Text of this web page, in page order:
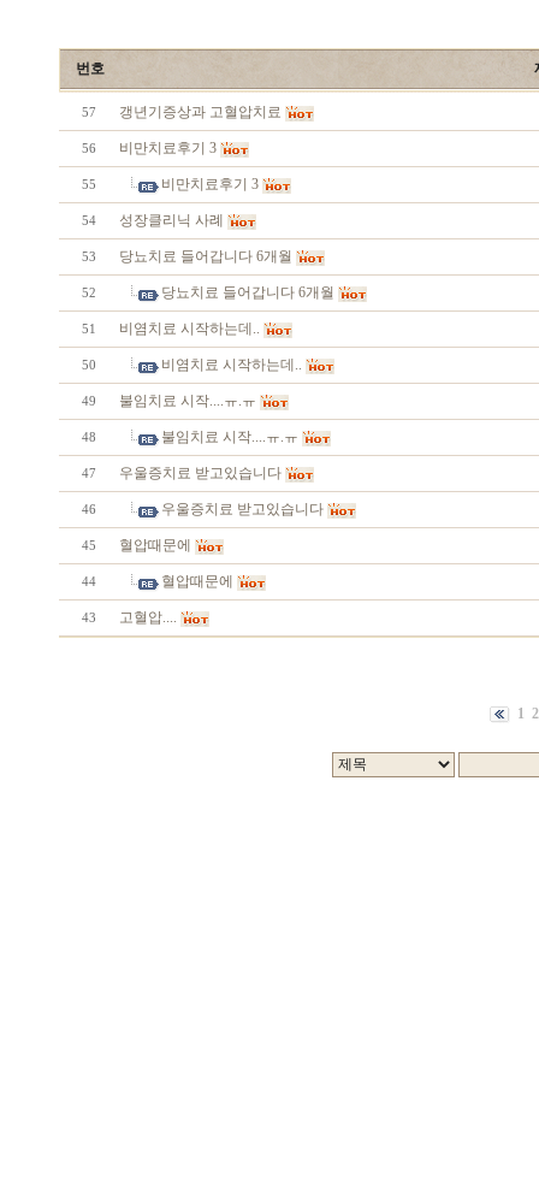
번호
57 갱년기증상과 고혈압치료
56 비만치료후기 3
55 비만치료후기 3
54 성장클리닉 사례
53 당뇨치료 들어갑니다 6개월
52 당뇨치료 들어갑니다 6개월
51 비염치료 시작하는데..
50 비염치료 시작하는데..
49 불임치료 시작....ㅠ.ㅠ
48 불임치료 시작....ㅠ.ㅠ
47 우울증치료 받고있습니다
46 우울증치료 받고있습니다
45 혈압때문에
44 혈압때문에
43 고혈압....
1 2